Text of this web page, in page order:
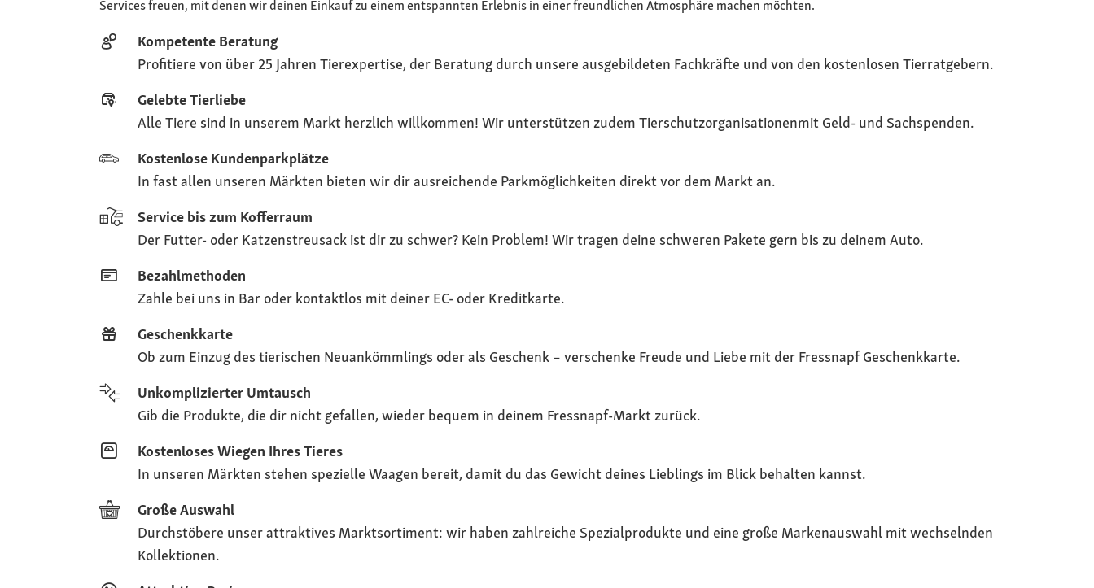
Services freuen, mit denen wir deinen Einkauf zu einem entspannten Erlebnis in einer freundlichen Atmosphäre machen möchten.
Kompetente Beratung
Profitiere von über 25 Jahren Tierexpertise​, der Beratung durch unsere ausgebildeten Fachkräfte​ und von den kostenlosen Tierratgebern.
Gelebte Tierliebe
Alle Tiere sind in unserem Markt herzlich willkommen! ​Wir unterstützen zudem Tierschutzorganisationen​mit Geld- und Sachspenden.
Kostenlose Kundenparkplätze
In fast allen unseren Märkten bieten wir dir ausreichende Parkmöglichkeiten direkt vor dem Markt an.
Service bis zum Kofferraum
Der Futter- oder Katzenstreusack ist dir zu schwer? Kein Problem! Wir tragen deine schweren Pakete gern bis zu deinem Auto.
Bezahlmethoden
Zahle bei uns in Bar oder kontaktlos mit deiner EC- oder Kreditkarte.
Geschenkkarte
Ob zum Einzug des tierischen Neuankömmlings oder als Geschenk – verschenke Freude und Liebe mit der Fressnapf Geschenkkarte.
Unkomplizierter Umtausch
Gib die Produkte, die dir nicht gefallen, wieder bequem in deinem Fressnapf-Markt zurück.
Kostenloses Wiegen Ihres Tieres
In unseren Märkten stehen spezielle Waagen bereit, damit du das Gewicht deines Lieblings im Blick behalten kannst.
Große Auswahl
Durchstöbere unser attraktives Marktsortiment: wir haben zahlreiche Spezialprodukte und eine große Markenauswahl mit wechselnden
Kollektionen.